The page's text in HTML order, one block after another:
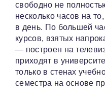
свободно не
несколько часов на
в день. По большей
курсов, взятых
— построен на
приходят в
только в стенах
семестра на основе